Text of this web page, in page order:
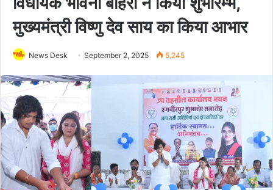
मुख्यमंत्री विष्णु देव साय का किया आभार
News Desk September 2, 2025 5,245